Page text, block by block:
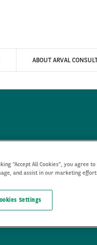
ABOUT ARVAL
- in primis le
argomenti di attualità
“Accept All Cookies”, you agree
and assist in our marketing
Settings